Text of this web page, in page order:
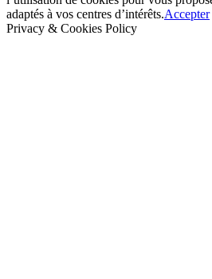
adaptés à vos centres d’intérêts.Accepter
Privacy & Cookies Policy